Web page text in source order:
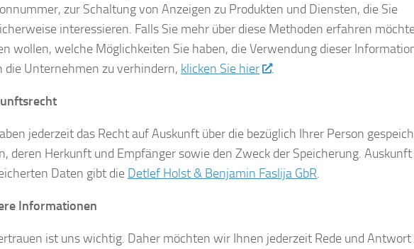
zur Schaltung von Anzeigen zu Produkten und Diensten, die Sie
interessieren. Falls Sie mehr über diese Methoden erfahren
wollen, welche Möglichkeiten Sie haben, die Verwendung dieser
die Unternehmen zu verhindern, klicken Sie hier .
jederzeit das Recht auf Auskunft über die bezüglich Ihrer Person
deren Herkunft und Empfänger sowie den Zweck der Speicherung.
Daten gibt die Detlef Holst & Benjamin Faslija GbR.
Informationen
ist uns wichtig. Daher möchten wir Ihnen jederzeit Rede und Antwort